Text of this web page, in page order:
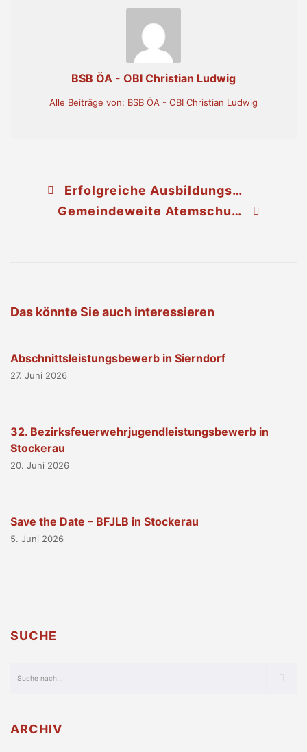
BSB ÖA - OBI Christian Ludwig
Alle Beiträge von: BSB ÖA - OBI Christian Ludwig
Erfolgreiche Ausbildungsprüfung Atemschutz in Stockerau
Gemeindeweite Atemschutzübung in Nursch
Das könnte Sie auch interessieren
Abschnittsleistungsbewerb in Sierndorf
27. Juni 2026
32. Bezirksfeuerwehrjugendleistungsbewerb in
Stockerau
20. Juni 2026
Save the Date – BFJLB in Stockerau
5. Juni 2026
SUCHE
ARCHIV